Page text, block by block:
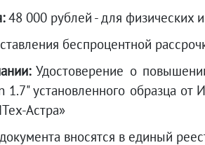
48 000 рублей - для физических
беспроцентной
Удостоверение о
1.7" установленного образца
Астра»
вносятся в единый